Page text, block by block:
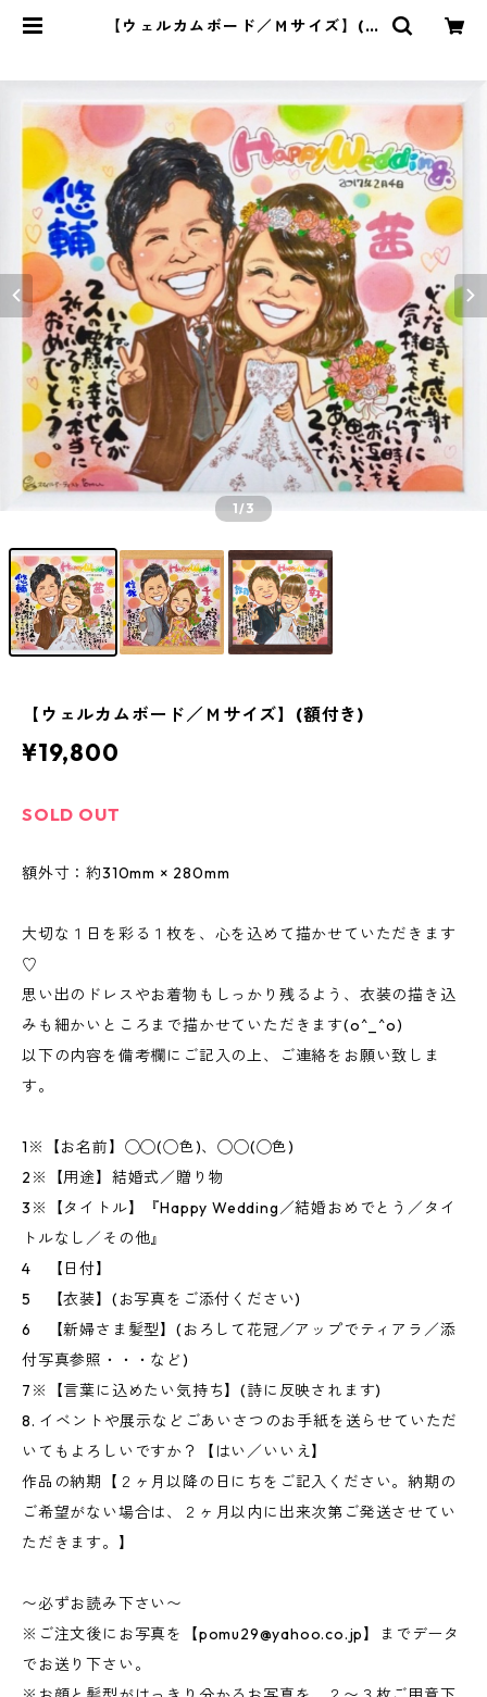
【ウェルカムボード／Ｍサイズ】(額
1/3
【ウェルカムボード／Ｍサイズ】(額付き)
¥19,800
SOLD OUT
額外寸：約310mm × 280mm
大切な１日を彩る１枚を、心を込めて描かせていただきます
♡
思い出のドレスやお着物もしっかり残るよう、衣装の描き込
みも細かいところまで描かせていただきます(o^_^o)
以下の内容を備考欄にご記入の上、ご連絡をお願い致しま
す。
1※【お名前】◯◯(◯色)、◯◯(◯色)
2※【用途】結婚式／贈り物
3※【タイトル】『Happy Wedding／結婚おめでとう／タイ
トルなし／その他』
4 【日付】
5 【衣装】(お写真をご添付ください)
6 【新婦さま髪型】(おろして花冠／アップでティアラ／添
付写真参照・・・など)
7※【言葉に込めたい気持ち】(詩に反映されます)
8. イベントや展示などごあいさつのお手紙を送らせていただ
いてもよろしいですか？【はい／いいえ】
作品の納期【２ヶ月以降の日にちをご記入ください。納期の
ご希望がない場合は、２ヶ月以内に出来次第ご発送させてい
ただきます。】
〜必ずお読み下さい〜
※ご注文後にお写真を【pomu29@yahoo.co.jp】までデータ
でお送り下さい。